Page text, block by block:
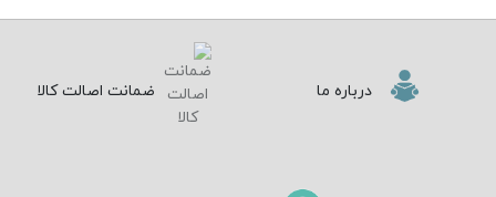
درباره ما ضمانت اصالت کالا